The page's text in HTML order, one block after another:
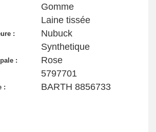
Gomme
Laine tissée
: Nubuck
Synthetique
: Rose
5797701
: BARTH 8856733